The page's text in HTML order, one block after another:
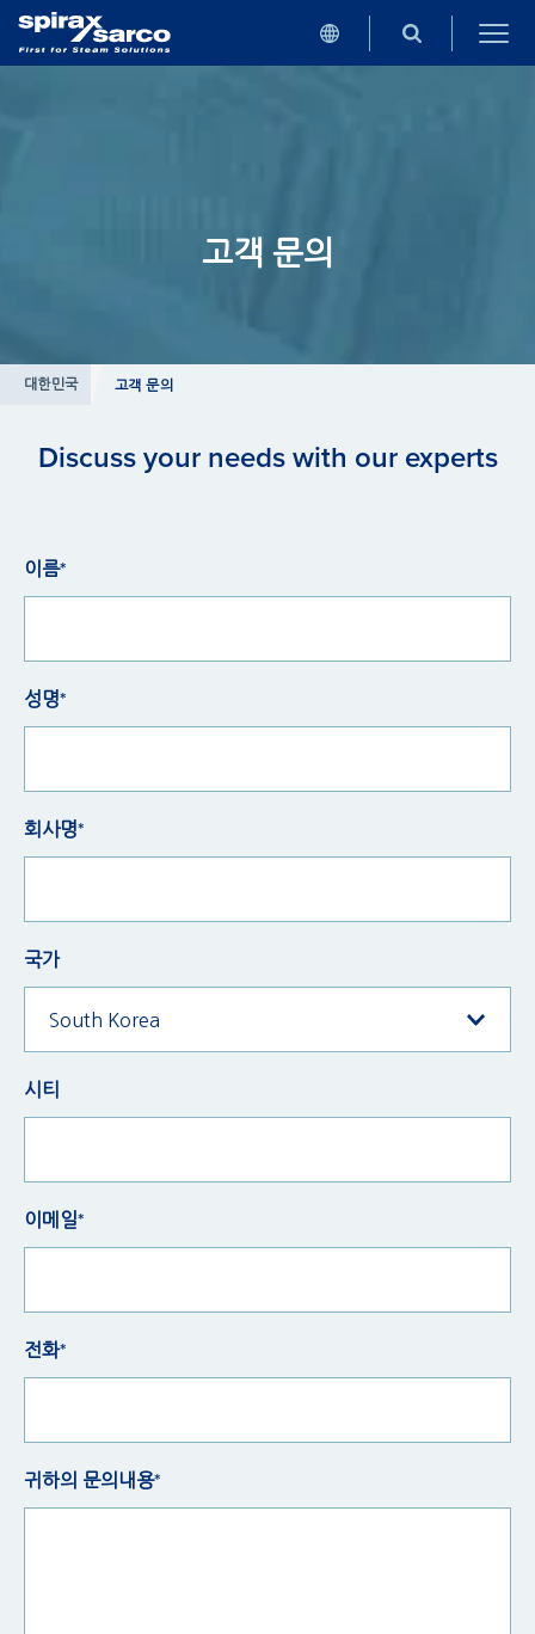
고객 문의
대한민국 고객 문의
Discuss your needs with our experts
이름*
성명*
회사명*
국가
South Korea
시티
이메일*
전화*
귀하의 문의내용*